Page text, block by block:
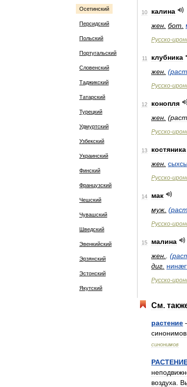
Осетинский
Персидский
Польский
Португальский
Словенский
Таджикский
Татарский
Турецкий
Удмуртский
Узбекский
Украинский
Финский
Французский
Чешский
Чувашский
Шведский
Эвенкийский
Эрзянский
Эстонский
Якутский
10
калина
жен бот
Русско-
11
клубника
жен (
Русско-
12
конопля
жен (
Русско-
13
костяника
жен сыхсы
Русско-
14
мак
муж (
Русско-
15
малина
жен
(
диг
Русско-
См.
растение
синонимов
синонимов
воздуха